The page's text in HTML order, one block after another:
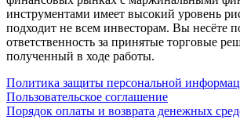
инструментами имеет высокий уровень
подходит не всем инвесторам. Вы несёте
ответственность за принятые торговые
полученный в ходе работы.
Политика защиты персональной
Пользовательское соглашение
Порядок оплаты и возврата денежных